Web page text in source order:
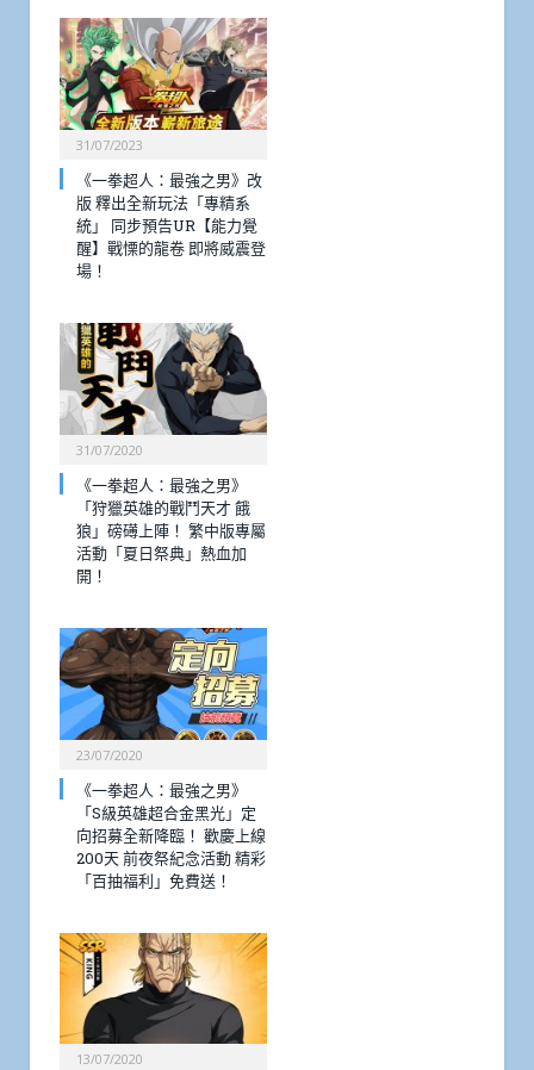
31/07/2023
《一拳超人：最強之男》改
版 釋出全新玩法「專精系
統」 同步預告UR【能力覺
醒】戰慄的龍卷 即將威震登
場！
31/07/2020
《一拳超人：最強之男》
「狩獵英雄的戰鬥天才 餓
狼」磅礡上陣！ 繁中版專屬
活動「夏日祭典」熱血加
開！
23/07/2020
《一拳超人：最強之男》
「S級英雄超合金黑光」定
向招募全新降臨！ 歡慶上線
200天 前夜祭紀念活動 精彩
「百抽福利」免費送！
13/07/2020